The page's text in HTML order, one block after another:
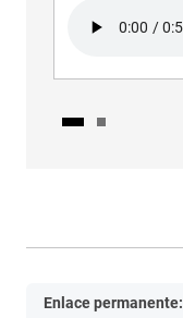
Enlace permanente: